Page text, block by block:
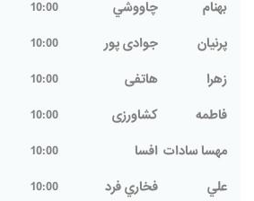
بهنام چاووشي
10:00
پرنیان
جوادی پور
10:00
زهرا
هاتفی
10:00
فاطمه
کشاورزی
10:00
مهسا سادات افسا
10:00
علي
فخاري فرد
10:00